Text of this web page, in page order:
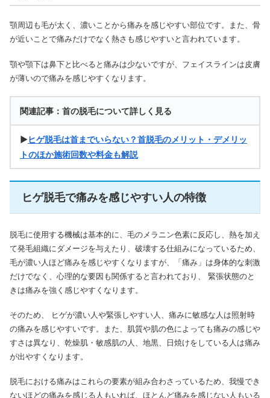
顎周辺も毛が太く、濃いことから痛みを感じやすい部位です。また、骨
が近いことで痛みだけでなく熱さも感じやすいと言われています。
顎や顎下は鼻下と比べると痛みは少ないですが、フェイスラインは皮膚
が薄いので痛みを感じやすくなります。
関連記事：首の脱毛について詳しく見る
▶ヒゲ脱毛は首までいらない？首脱毛のメリット・デメリッ
トのほか施術回数や料金も解説
ヒゲ脱毛で痛みを感じやすい人の特徴
脱毛に使用する機械は基本的に、毛のメラニン色素に反応し、熱を加え
て発毛組織にダメージを与えたり、破壊する仕組みになっているため、
毛が濃い人ほど痛みを感じやすくなりますが、「痛み」は身体的な刺激
だけでなく、心理的な要因も関係すると言われており、 緊張状態のと
きは痛みを強く感じやすくなります。
そのため、 ヒゲが濃い人や緊張しやすい人、痛みに敏感な人は照射時
の痛みを感じやすいです。また、肌質や肌の色によっても痛みの感じや
すさは異なり、乾燥肌・敏感肌の人、地黒、日焼けをしている人は痛み
が出やすくなります。
脱毛における痛みはこれらの要素が組み合わさっているため、我慢でき
ないほどの痛みを感じる人もいれば、ほとんど痛みを感じない人もいる